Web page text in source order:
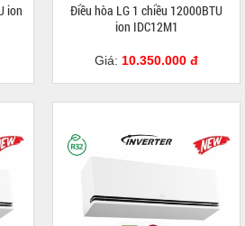
ion
Điều hòa LG 1 chiều 12000BTU
ion IDC12M1
Giá: 10.350.000 đ